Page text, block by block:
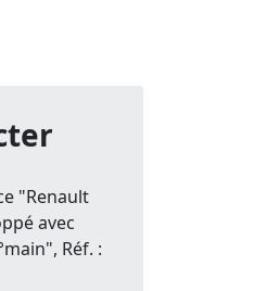
"Renault
avec
Réf. :